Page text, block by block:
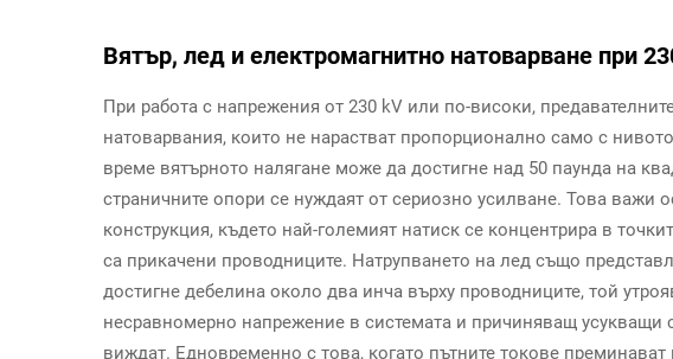
Вятър, лед и електромагнитно натоварване при
При работа с напрежения от 230 kV или по-високи,
натоварвания, които не нарастват пропорционално само с
време вятърното налягане може да достигне над 50 паунда на
страничните опори се нуждаят от сериозно усилване. Това важи
конструкция, където най-големият натиск се концентрира в
са прикачени проводниците. Натрупването на лед също
достигне дебелина около два инча върху проводниците, той
несравномерно напрежение в системата и причиняващ усукващи
виждат. Едновременно с това, когато пътните токове